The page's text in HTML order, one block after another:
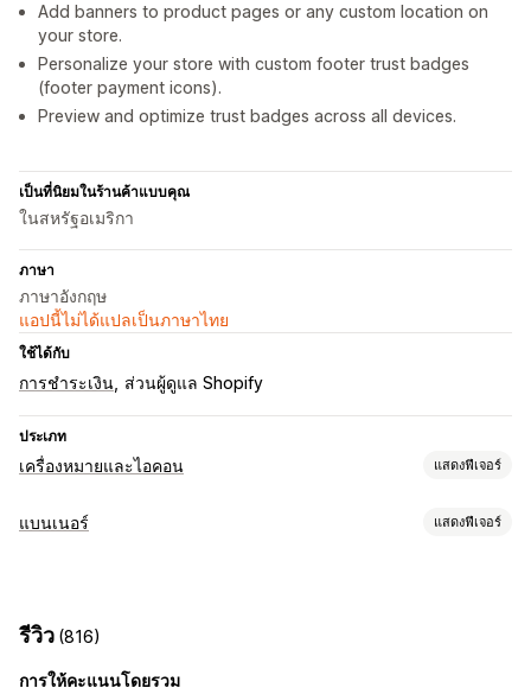
Add banners to product pages or any custom location on
your store.
Personalize your store with custom footer trust badges
(footer payment icons).
Preview and optimize trust badges across all devices.
เป็นที่นิยมในร้านค้าแบบคุณ
ในสหรัฐอเมริกา
ภาษา
ภาษาอังกฤษ
แอปนี้ไม่ได้แปลเป็นภาษาไทย
ใช้ได้กับ
การชำระเงิน ส่วนผู้ดูแล Shopify
ประเภท
เครื่องหมายและไอคอน แสดงฟีเจอร์
ประเภทไอคอน
แบนเนอร์ แสดงฟีเจอร์
หน้าสินค้า
การปรับแต่ง
รีวิว (816)
การให้คะแนนโดยรวม